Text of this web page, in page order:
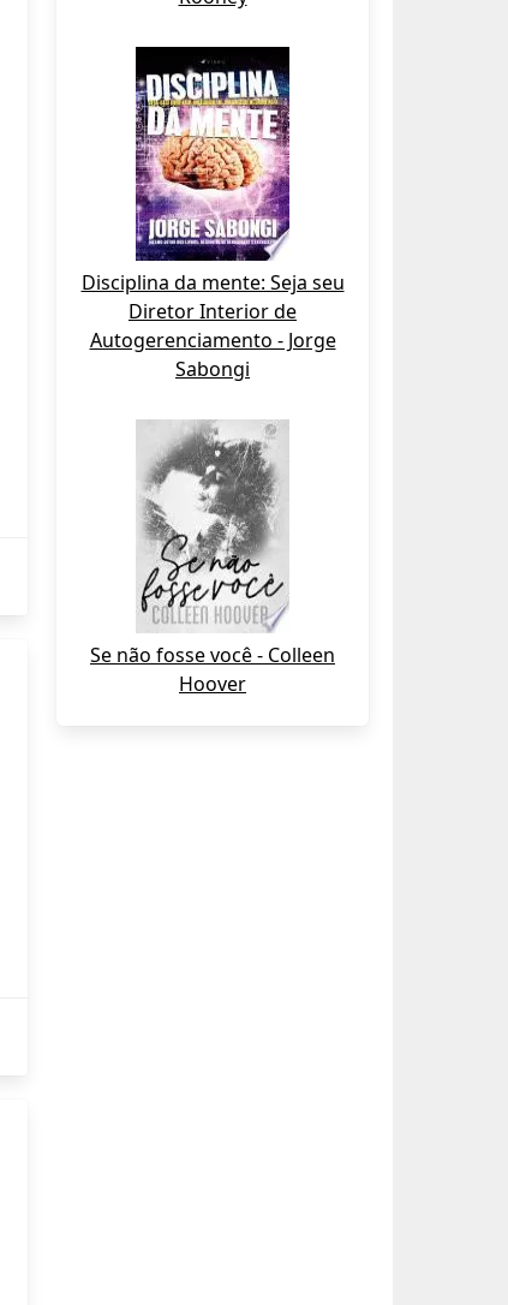
Disciplina da mente: Seja seu
Diretor Interior de
Autogerenciamento - Jorge
Sabongi
Se não fosse você - Colleen
Hoover